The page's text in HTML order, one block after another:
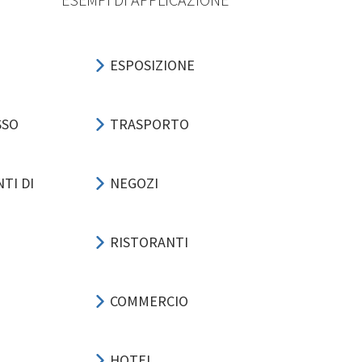
DI
ESPOSIZIONE
TRASPORTO
NEGOZI
RISTORANTI
COMMERCIO